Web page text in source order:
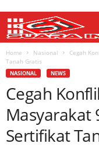
Home Nasional
Cegah
Tanah Gratis
NASIONAL NEWS
Cegah
Masyarakat
Sertifikat